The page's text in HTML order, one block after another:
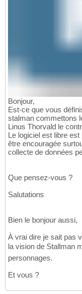
Bonjour,
Est-ce que vous
stalman commettons
Linus Thorvald le
Le logiciel est libre
être encouragée
collecte de données
Que pensez-vous ?
Salutations
Bien le bonjour aussi,
À vrai dire je sait pas
la vision de Stallman
personnages.
Et vous ?